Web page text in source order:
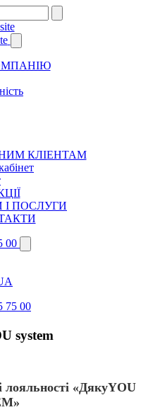
КЛІЕНТАМ
І ПОСЛУГИ
00
75 00
system
лояльності «ДякуYOU